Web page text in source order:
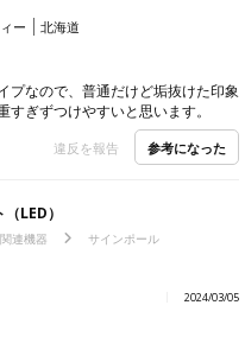
ー 北海道
プなので、普通だけど垢抜けた印象
ぎずつけやすいと思います。
違反を報告 参考になった
LED）
連機器
サインポール
2024/03/05